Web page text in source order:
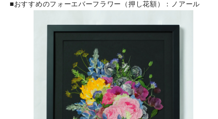
■おすすめのフォーエバーフラワー（押し花額）：ノアール